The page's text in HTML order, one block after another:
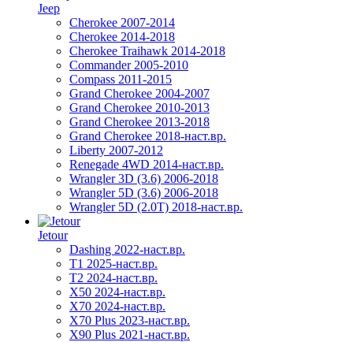
Jeep
Cherokee 2007-2014
Cherokee 2014-2018
Cherokee Traihawk 2014-2018
Commander 2005-2010
Compass 2011-2015
Grand Cherokee 2004-2007
Grand Cherokee 2010-2013
Grand Cherokee 2013-2018
Grand Cherokee 2018-наст.вр.
Liberty 2007-2012
Renegade 4WD 2014-наст.вр.
Wrangler 3D (3.6) 2006-2018
Wrangler 5D (3.6) 2006-2018
Wrangler 5D (2.0T) 2018-наст.вр.
Jetour
Dashing 2022-наст.вр.
T1 2025-наст.вр.
T2 2024-наст.вр.
X50 2024-наст.вр.
X70 2024-наст.вр.
X70 Plus 2023-наст.вр.
X90 Plus 2021-наст.вр.